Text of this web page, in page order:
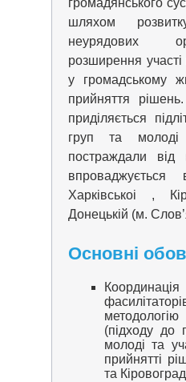
громадянського
шляхом
неурядових
розширення участі
у громадському
прийняття
приділяється
груп та
постраждали
Харківськоі ,
Донецькій (м.
Основні
(підходу до
молоді та
прийнятті
та